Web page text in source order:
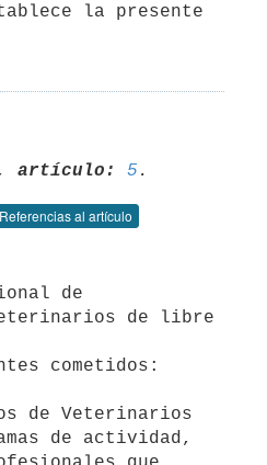
la presente
artículo: 5
Referencias al artículo
de libre
cometidos:
de Veterinarios
de actividad,